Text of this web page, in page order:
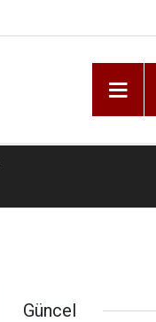
Güncel